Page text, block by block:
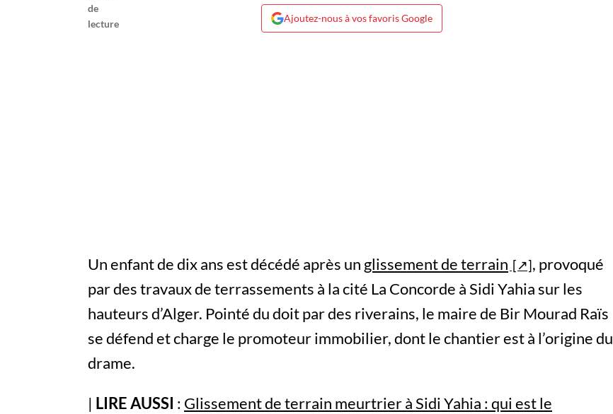
Ajoutez-nous à vos favoris Google
Un enfant de dix ans est décédé après un glissement de terrain
, provoqué
par des travaux de terrassements à la cité La Concorde à Sidi Yahia sur les
hauteurs d’Alger. Pointé du doit par des riverains, le maire de Bir Mourad Raïs
se défend et charge le promoteur immobilier, dont le chantier est à l’origine du
drame.
| LIRE AUSSI : Glissement de terrain meurtrier à Sidi Yahia : qui est le